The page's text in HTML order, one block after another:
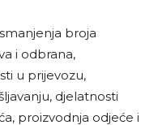
broja
i odbrana,
u prijevozu,
djelatnosti
proizvodnja odjeće i